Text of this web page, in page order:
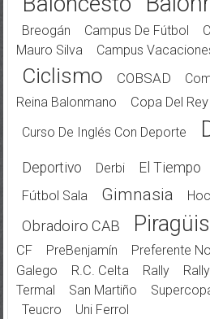
Breogán
Campus De Fútbol
Mauro Silva
Campus
Ciclismo COBSAD
Reina Balonmano
Copa Del Rey
Curso De Inglés Con Deporte
Deportivo Derbi El Tiempo
Fútbol Sala Gimnasia
Obradoiro CAB
CF
PreBenjamín Preferente
Galego
R.C. Celta Rally
Termal
San Martiño
Teucro
Uni Ferrol